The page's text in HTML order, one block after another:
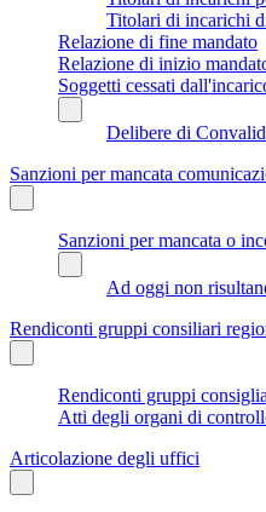
Titolari di incarichi
Relazione di fine mandato
Relazione di inizio
Soggetti cessati
Delibere di
Sanzioni per mancata
Sanzioni per mancata o
Ad oggi non
Rendiconti gruppi consiliari
Rendiconti gruppi
Atti degli organi di
Articolazione degli uffici